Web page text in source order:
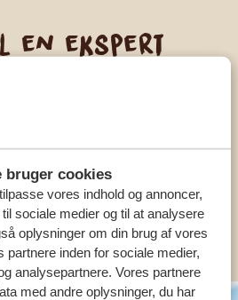
bruger cookies
vores indhold og annoncer,
sociale medier og til at analysere
oplysninger om din brug af vores
partnere inden for sociale medier,
analysepartnere. Vores partnere
med andre oplysninger, du har
en ekspert
+45 89 88 83 62
OS